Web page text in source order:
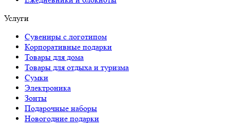
Услуги
Сувениры с логотипом
Корпоративные подарки
Товары для дома
Товары для отдыха и туризма
Сумки
Электроника
Зонты
Подарочные наборы
Новогодние подарки